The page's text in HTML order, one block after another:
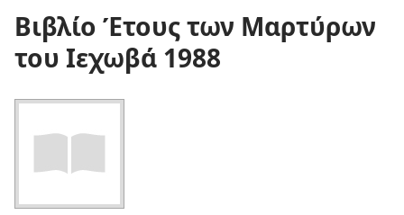
Βιβλίο Έτους των Μαρτύρων
του Ιεχωβά 1988